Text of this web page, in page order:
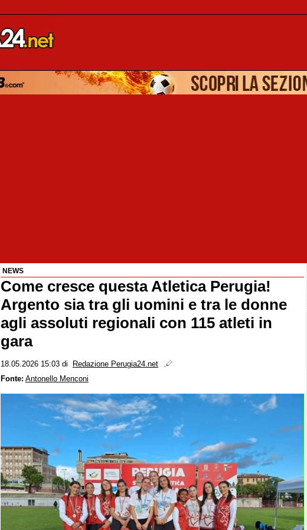
NEWS
Come cresce questa Atletica Perugia!
Argento sia tra gli uomini e tra le donne
agli assoluti regionali con 115 atleti in
gara
18.05.2026 15:03 di
Redazione Perugia24.net
Fonte: Antonello Menconi